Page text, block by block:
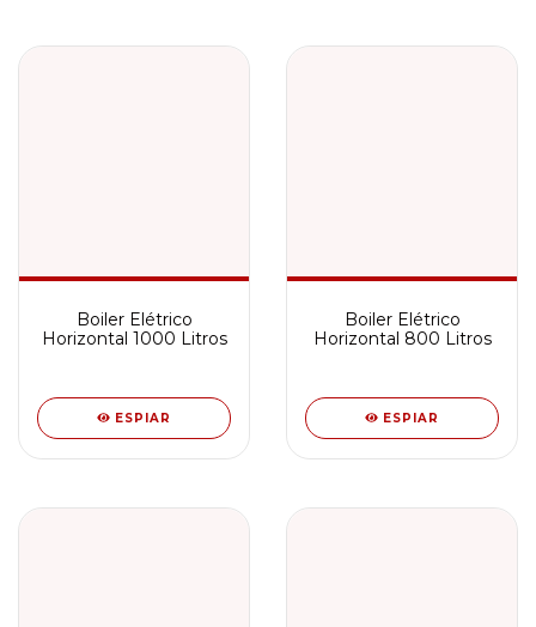
Boiler Elétrico
Horizontal 1000 Litros
ESPIAR
Boiler Elétrico
Horizontal 800 Litros
ESPIAR